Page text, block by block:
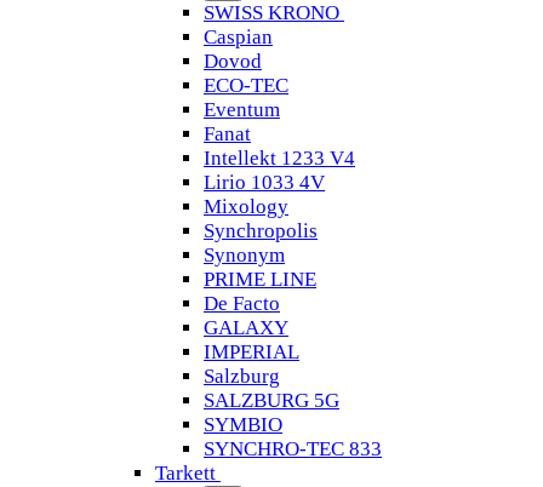
SWISS KRONO
Caspian
Dovod
ECO-TEC
Eventum
Fanat
Intellekt 1233 V4
Lirio 1033 4V
Mixology
Synchropolis
Synonym
PRIME LINE
De Facto
GALAXY
IMPERIAL
Salzburg
SALZBURG 5G
SYMBIO
SYNCHRO-TEC 833
Tarkett